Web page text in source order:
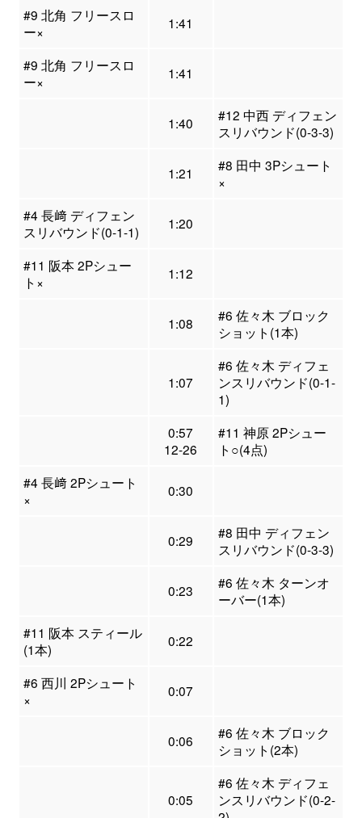
#9 北角 フリースロ
ー×
1:41
#9 北角 フリースロ
ー×
1:41
1:40
#12 中西 ディフェン
スリバウンド(0-3-3)
1:21
#8 田中 3Pシュート
×
#4 長﨑 ディフェン
スリバウンド(0-1-1)
1:20
#11 阪本 2Pシュー
ト×
1:12
1:08
#6 佐々木 ブロック
ショット(1本)
1:07
#6 佐々木 ディフェ
ンスリバウンド(0-1-
1)
0:57
12-26
#11 神原 2Pシュー
ト○(4点)
#4 長﨑 2Pシュート
×
0:30
0:29
#8 田中 ディフェン
スリバウンド(0-3-3)
0:23
#6 佐々木 ターンオ
ーバー(1本)
#11 阪本 スティール
(1本)
0:22
#6 西川 2Pシュート
×
0:07
0:06
#6 佐々木 ブロック
ショット(2本)
0:05
#6 佐々木 ディフェ
ンスリバウンド(0-2-